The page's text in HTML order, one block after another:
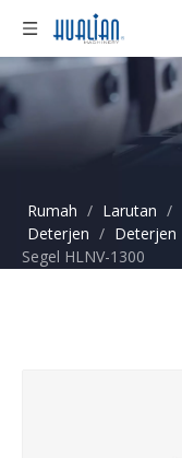
Rumah / Larutan /
Deterjen / Deterjen
Segel HLNV-1300